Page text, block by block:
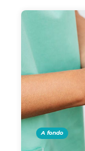
A fondo